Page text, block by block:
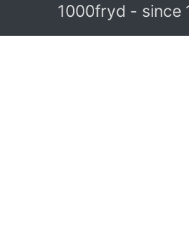
1000fryd - since